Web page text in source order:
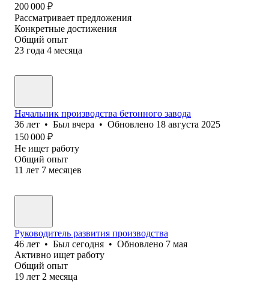
200 000 ₽
Рассматривает предложения
Конкретные достижения
Общий опыт
23 года 4 месяца
Начальник производства бетонного завода
36 лет • Был вчера • Обновлено 18 августа 2025
150 000 ₽
Не ищет работу
Общий опыт
11 лет 7 месяцев
Руководитель развития производства
46 лет • Был сегодня • Обновлено 7 мая
Активно ищет работу
Общий опыт
19 лет 2 месяца